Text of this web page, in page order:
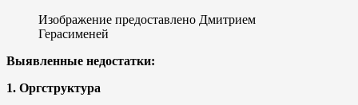
Изображение предоставлено Дмитрием
Герасименей
Выявленные недостатки:
1. Оргструктура